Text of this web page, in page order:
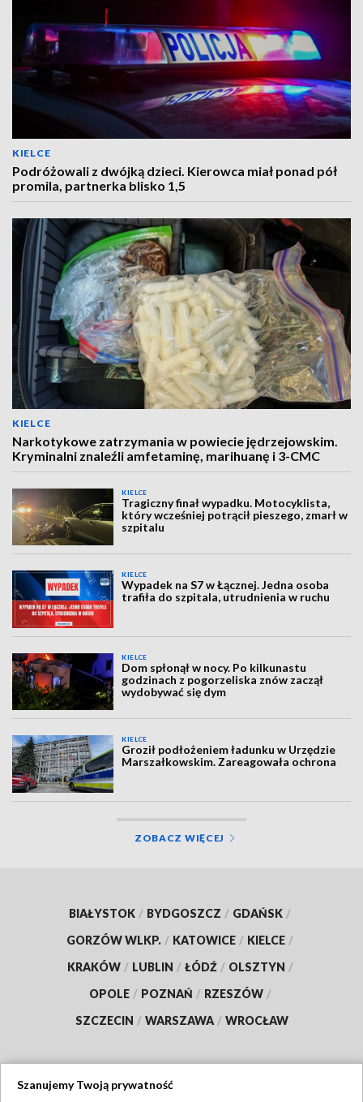
KIELCE
Podróżowali z dwójką dzieci. Kierowca miał ponad pół
promila, partnerka blisko 1,5
KIELCE
Narkotykowe zatrzymania w powiecie jędrzejowskim.
Kryminalni znaleźli amfetaminę, marihuanę i 3-CMC
KIELCE
Tragiczny finał wypadku. Motocyklista,
który wcześniej potrącił pieszego, zmarł w
szpitalu
KIELCE
Wypadek na S7 w Łącznej. Jedna osoba
trafiła do szpitala, utrudnienia w ruchu
KIELCE
Dom spłonął w nocy. Po kilkunastu
godzinach z pogorzeliska znów zaczął
wydobywać się dym
KIELCE
Groził podłożeniem ładunku w Urzędzie
Marszałkowskim. Zareagowała ochrona
ZOBACZ WIĘCEJ
BIAŁYSTOK / BYDGOSZCZ / GDAŃSK /
GORZÓW WLKP. / KATOWICE / KIELCE /
KRAKÓW / LUBLIN / ŁÓDŹ / OLSZTYN /
OPOLE / POZNAŃ / RZESZÓW /
SZCZECIN / WARSZAWA / WROCŁAW
Szanujemy Twoją prywatność